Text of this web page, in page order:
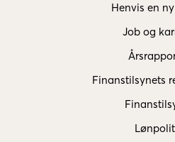
Henvis en
Job og
Finanstilsynets